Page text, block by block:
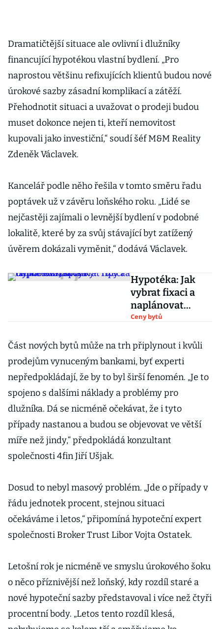
Dramatičtější situace ale ovlivní i dlužníky
financující hypotékou vlastní bydlení. „Pro
naprostou většinu refixujících klientů budou nové
úrokové sazby zásadní komplikací a zátěží.
Přehodnotit situaci a uvažovat o prodeji budou
muset dokonce nejen ti, kteří nemovitost
kupovali jako investiční,“ soudí šéf M&M Reality
Zdeněk Václavek.
Kancelář podle něho řešila v tomto směru řadu
poptávek už v závěru loňského roku. „Lidé se
nejčastěji zajímali o levnější bydlení v podobné
lokalitě, které by za svůj stávající byt zatížený
úvěrem dokázali vyměnit,“ dodává Václavek.
Hypotéka: Jak
vybrat fixaci a
naplánovat
splátky? Tipy a
kalkulačka
Ceny bytů
Část nových bytů může na trh připlynout i kvůli
prodejům vynuceným bankami, byť experti
nepředpokládají, že by to byl širší fenomén. „Je to
spojeno s dalšími náklady a problémy pro
dlužníka. Dá se nicméně očekávat, že i tyto
případy nastanou a budou se objevovat ve větší
míře než jindy,“ předpokládá konzultant
společnosti 4fin Jiří Ušjak.
Dosud to nebyl masový problém. „Jde o případy v
řádu jednotek procent, stejnou situaci
očekáváme i letos,“ připomíná hypoteční expert
společnosti Broker Trust Libor Vojta Ostatek.
Letošní rok je nicméně ve smyslu úrokového šoku
o něco příznivější než loňský, kdy rozdíl staré a
nové hypoteční sazby představoval i více než čtyři
procentní body. „Letos tento rozdíl klesá,